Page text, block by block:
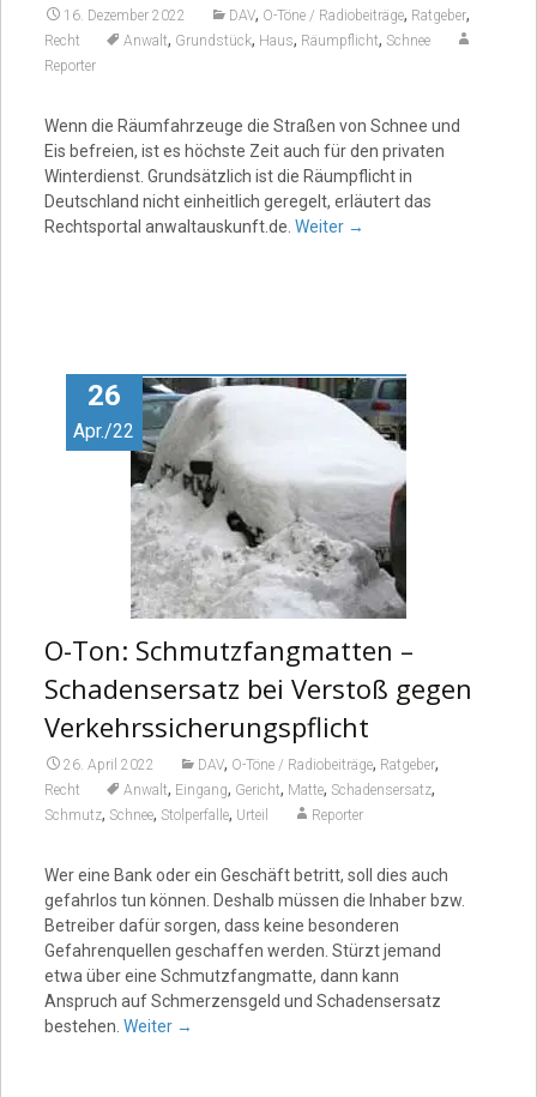
16. Dezember 2022 DAV, O-Töne / Radiobeiträge, Ratgeber,
Recht Anwalt, Grundstück, Haus, Räumpflicht, Schnee
Reporter
Wenn die Räumfahrzeuge die Straßen von Schnee und
Eis befreien, ist es höchste Zeit auch für den privaten
Winterdienst. Grundsätzlich ist die Räumpflicht in
Deutschland nicht einheitlich geregelt, erläutert das
Rechtsportal anwaltauskunft.de. Weiter →
26
Apr./22
O-Ton: Schmutzfangmatten –
Schadensersatz bei Verstoß gegen
Verkehrssicherungspflicht
26. April 2022 DAV, O-Töne / Radiobeiträge, Ratgeber,
Recht Anwalt, Eingang, Gericht, Matte, Schadensersatz,
Schmutz, Schnee, Stolperfalle, Urteil Reporter
Wer eine Bank oder ein Geschäft betritt, soll dies auch
gefahrlos tun können. Deshalb müssen die Inhaber bzw.
Betreiber dafür sorgen, dass keine besonderen
Gefahrenquellen geschaffen werden. Stürzt jemand
etwa über eine Schmutzfangmatte, dann kann
Anspruch auf Schmerzensgeld und Schadensersatz
bestehen. Weiter →